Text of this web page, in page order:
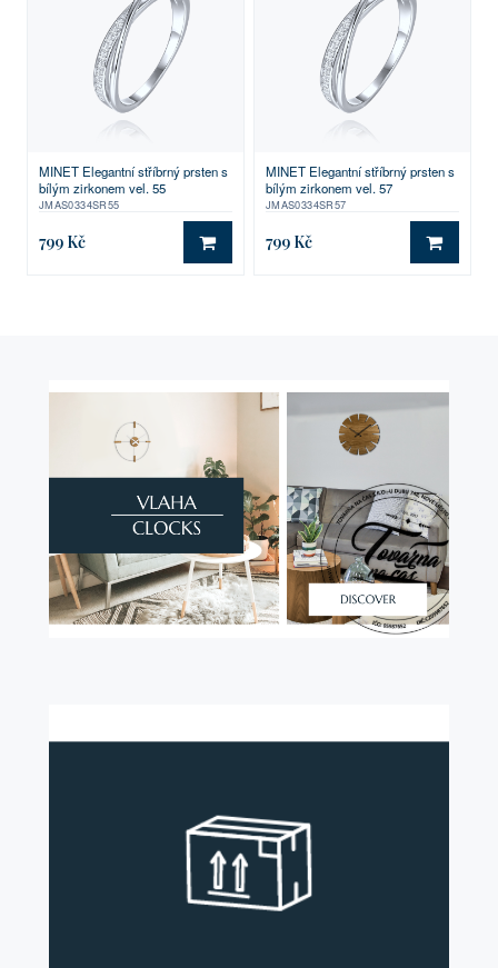
MINET Elegantní stříbrný prsten s
bílým zirkonem vel. 55
JMAS0334SR55
799 Kč DO KOŠÍKU
MINET Elegantní stříbrný prsten s
bílým zirkonem vel. 57
JMAS0334SR57
799 Kč DO